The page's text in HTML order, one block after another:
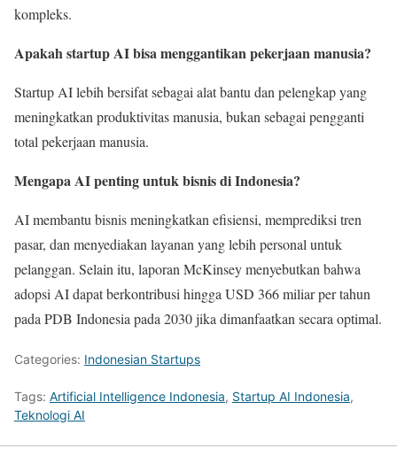
kompleks.
Apakah startup AI bisa menggantikan pekerjaan manusia?
Startup AI lebih bersifat sebagai alat bantu dan pelengkap yang
meningkatkan produktivitas manusia, bukan sebagai pengganti
total pekerjaan manusia.
Mengapa AI penting untuk bisnis di Indonesia?
AI membantu bisnis meningkatkan efisiensi, memprediksi tren
pasar, dan menyediakan layanan yang lebih personal untuk
pelanggan. Selain itu, laporan McKinsey menyebutkan bahwa
adopsi AI dapat berkontribusi hingga USD 366 miliar per tahun
pada PDB Indonesia pada 2030 jika dimanfaatkan secara optimal.
Categories: Indonesian Startups
Tags: Artificial Intelligence Indonesia, Startup AI Indonesia,
Teknologi AI